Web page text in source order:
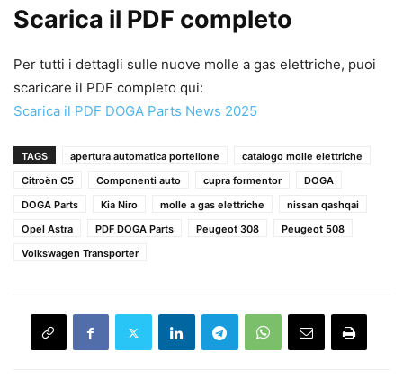
Scarica il PDF completo
Per tutti i dettagli sulle nuove molle a gas elettriche, puoi
scaricare il PDF completo qui:
Scarica il PDF DOGA Parts News 2025
TAGS apertura automatica portellone
catalogo molle elettriche
Citroën C5
Componenti auto cupra formentor
DOGA
DOGA Parts
Kia Niro molle a gas elettriche
nissan qashqai
Opel Astra
PDF DOGA Parts Peugeot 308
Peugeot 508
Volkswagen Transporter